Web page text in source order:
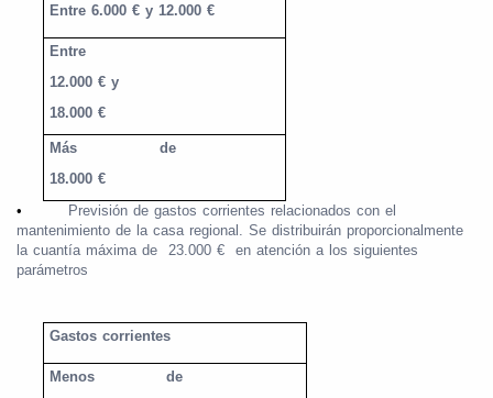
Entre 6.000 € y 12.000 €
Entre
12.000 € y
18.000 €
Más
de
18.000 €
•
Previsión de gastos corrientes relacionados con el
mantenimiento de la casa regional. Se distribuirán proporcionalmente
la cuantía máxima de
23.000 €
en atención a los siguientes
parámetros
Gastos corrientes
Menos
de